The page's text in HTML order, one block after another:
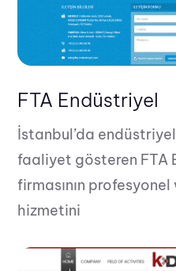
FTA Endüstriyel
İstanbul’da
faaliyet gösteren FTA
firmasının
hizmetini